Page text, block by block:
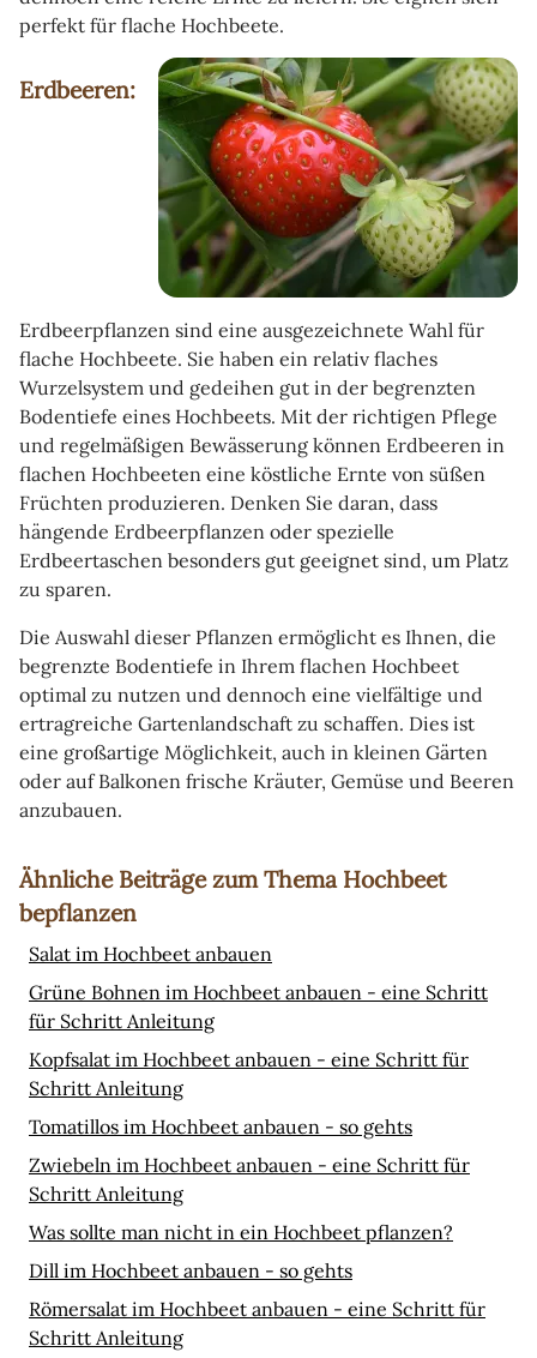
perfekt für flache Hochbeete.
Erdbeeren:
Erdbeerpflanzen sind eine ausgezeichnete Wahl für
flache Hochbeete. Sie haben ein relativ flaches
Wurzelsystem und gedeihen gut in der begrenzten
Bodentiefe eines Hochbeets. Mit der richtigen Pflege
und regelmäßigen Bewässerung können Erdbeeren in
flachen Hochbeeten eine köstliche Ernte von süßen
Früchten produzieren. Denken Sie daran, dass
hängende Erdbeerpflanzen oder spezielle
Erdbeertaschen besonders gut geeignet sind, um Platz
zu sparen.
Die Auswahl dieser Pflanzen ermöglicht es Ihnen, die
begrenzte Bodentiefe in Ihrem flachen Hochbeet
optimal zu nutzen und dennoch eine vielfältige und
ertragreiche Gartenlandschaft zu schaffen. Dies ist
eine großartige Möglichkeit, auch in kleinen Gärten
oder auf Balkonen frische Kräuter, Gemüse und Beeren
anzubauen.
Ähnliche Beiträge zum Thema Hochbeet
bepflanzen
Salat im Hochbeet anbauen
Grüne Bohnen im Hochbeet anbauen - eine Schritt
für Schritt Anleitung
Kopfsalat im Hochbeet anbauen - eine Schritt für
Schritt Anleitung
Tomatillos im Hochbeet anbauen - so gehts
Zwiebeln im Hochbeet anbauen - eine Schritt für
Schritt Anleitung
Was sollte man nicht in ein Hochbeet pflanzen?
Dill im Hochbeet anbauen - so gehts
Römersalat im Hochbeet anbauen - eine Schritt für
Schritt Anleitung